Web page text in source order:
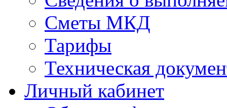
Сметы МКД
Тарифы
Техническая
Личный кабинет